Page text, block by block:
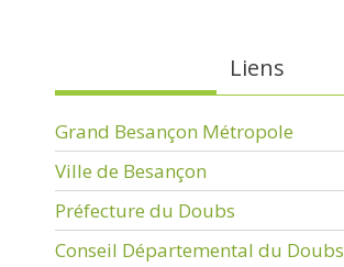
Liens
Grand Besançon Métropole
Ville de Besançon
Préfecture du Doubs
Conseil Départemental du Doubs